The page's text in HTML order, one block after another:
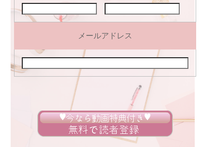
メールアドレス